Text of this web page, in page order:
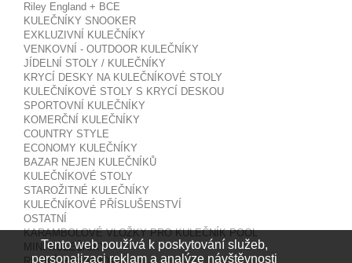
Riley England + BCE
KULEČNÍKY SNOOKER
EXKLUZIVNÍ KULEČNÍKY
VENKOVNÍ - OUTDOOR KULEČNÍKY
JÍDELNÍ STOLY / KULEČNÍKY
KRYCÍ DESKY NA KULEČNÍKOVÉ STOLY
KULEČNÍKOVÉ STOLY S KRYCÍ DESKOU
SPORTOVNÍ KULEČNÍKY
KOMERČNÍ KULEČNÍKY
COUNTRY STYLE
ECONOMY KULEČNÍKY
BAZAR NEJEN KULEČNÍKŮ
KULEČNÍKOVÉ STOLY
STAROŽITNÉ KULEČNÍKY
KULEČNÍKOVÉ PŘÍSLUŠENSTVÍ
OSTATNÍ
KARAMBOLOVÉ VLOŽKY PRO KULEČNÍK POOL
MINI KULEČNÍKY
Tento web používá k poskytování služeb,
personalizaci reklam a analýze návštěvnosti